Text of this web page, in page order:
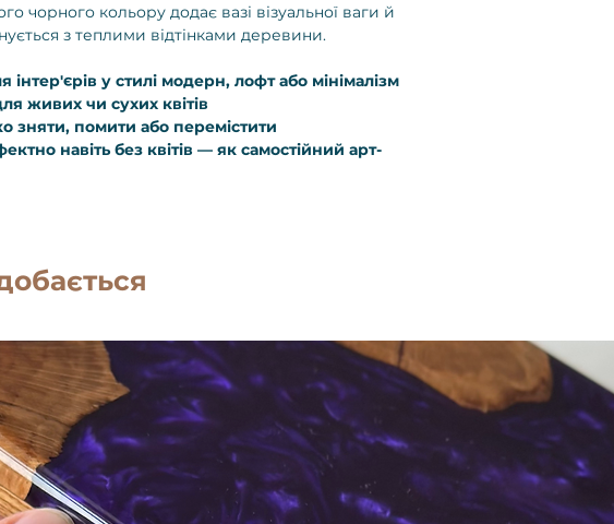
чорного кольору додає вазі візуальної ваги й
з теплими відтінками деревини.
інтер'єрів у стилі модерн, лофт або мінімалізм
живих чи сухих квітів
зняти, помити або перемістити
навіть без квітів — як самостійний арт-